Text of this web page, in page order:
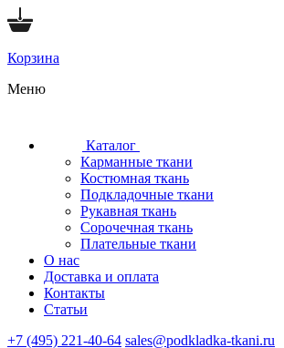
Корзина
Меню
Каталог
Карманные ткани
Костюмная ткань
Подкладочные ткани
Рукавная ткань
Сорочечная ткань
Плательные ткани
О нас
Доставка и оплата
Контакты
Статьи
+7 (495) 221-40-64 sales@podkladka-tkani.ru